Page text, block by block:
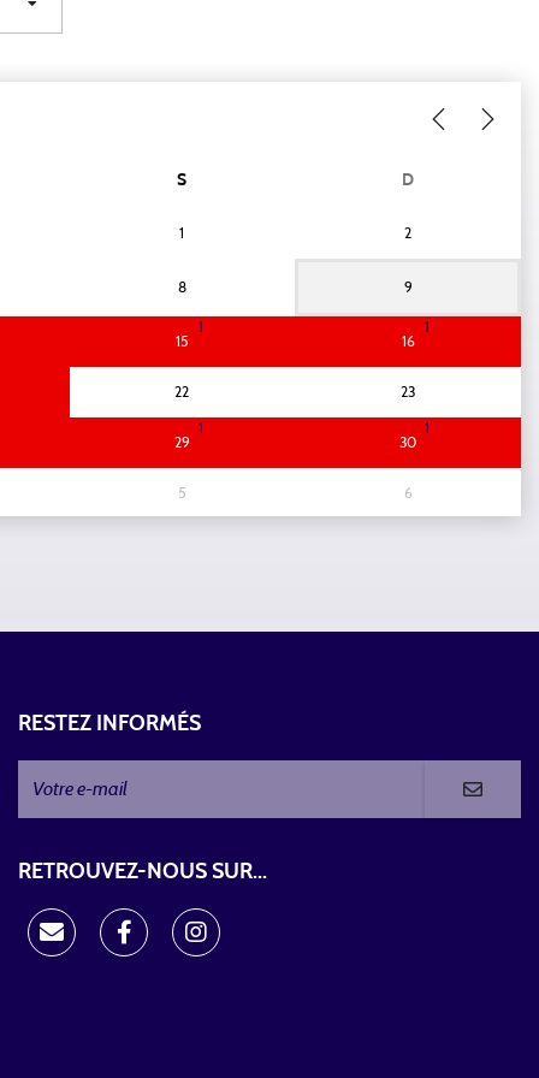
S D
1 2
8 9
15
1
16
1
22 23
29
1
30
1
5 6
RESTEZ INFORMÉS
RETROUVEZ-NOUS SUR...